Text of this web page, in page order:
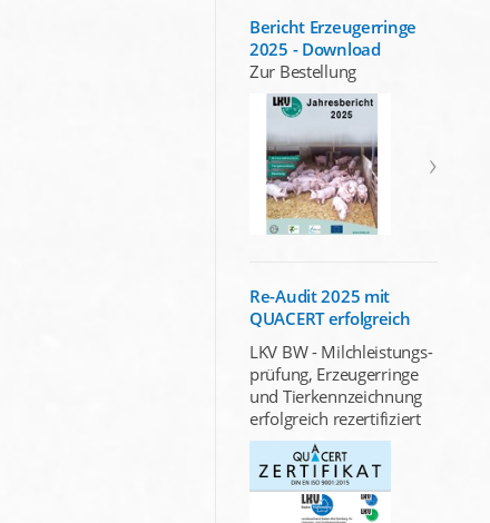
Bericht Erzeugerringe
2025 - Download
Zur Bestellung
Re-Audit 2025 mit
QUACERT erfolgreich
LKV BW - Milchleistungs-
prüfung, Erzeugerringe
und Tierkennzeichnung
erfolgreich rezertifiziert